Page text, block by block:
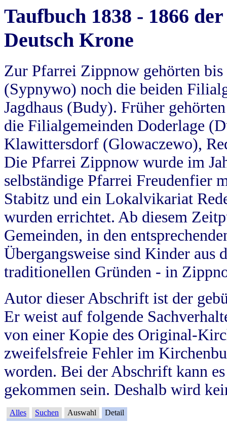
Taufbuch 1838 - 1866
Deutsch Krone
Zur Pfarrei Zippnow gehörten
(Sypnywo) noch die beiden
Jagdhaus (Budy). Früher
die Filialgemeinden Doderlage
Klawittersdorf (Glowaczewo),
Die Pfarrei Zippnow wurde im
selbständige Pfarrei Freudenfier
Stabitz und ein Lokalvikariat
wurden errichtet. Ab diesem
Gemeinden, in den
Übergangsweise sind Kinder aus
traditionellen Gründen - in
Autor dieser Abschrift ist der
Er weist auf folgende
von einer Kopie des Original-
zweifelsfreie Fehler im
worden. Bei der Abschrift kann
gekommen sein. Deshalb wird
Alles Suchen Auswahl Detail